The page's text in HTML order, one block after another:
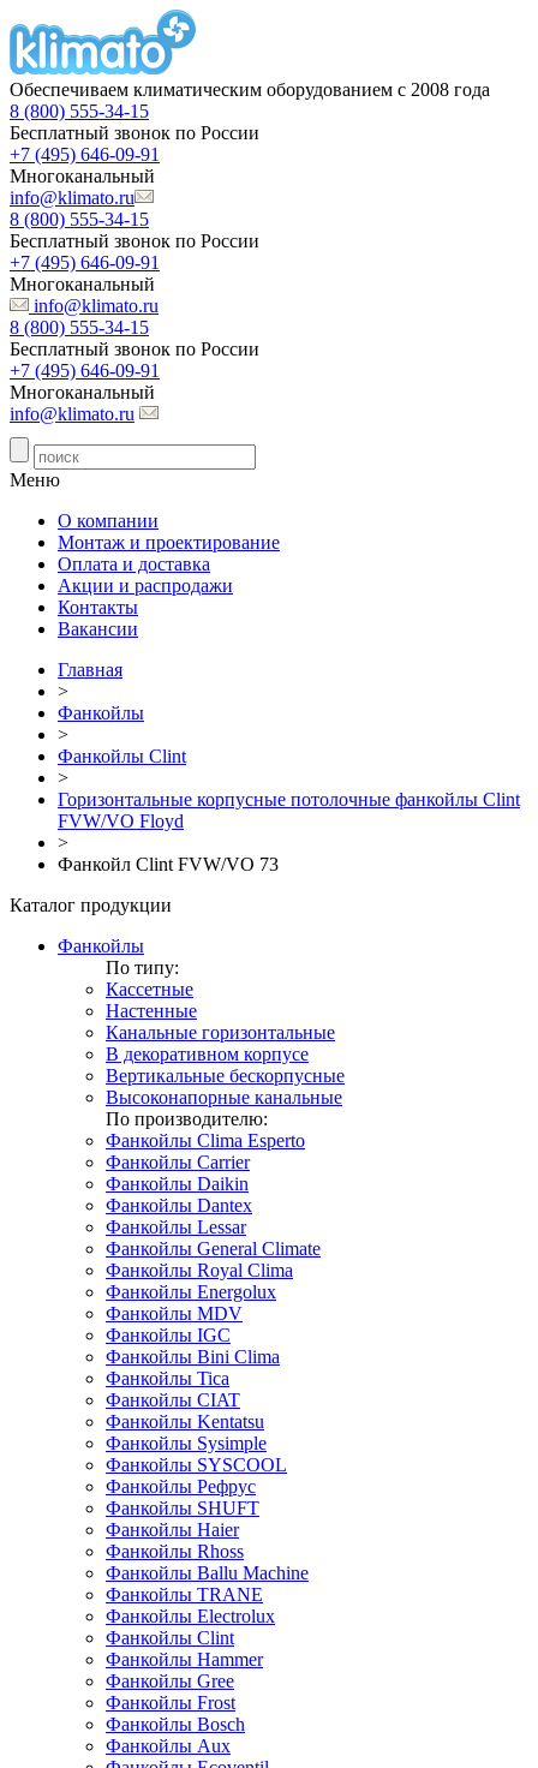
Обеспечиваем климатическим оборудованием с 2008 года
8 (800) 555-34-15
Бесплатный звонок по России
+7 (495) 646-09-91
Многоканальный
info@klimato.ru
8 (800) 555-34-15
Бесплатный звонок по России
+7 (495) 646-09-91
Многоканальный
info@klimato.ru
8 (800) 555-34-15
Бесплатный звонок по России
+7 (495) 646-09-91
Многоканальный
info@klimato.ru
Меню
О компании
Монтаж и проектирование
Оплата и доставка
Акции и распродажи
Контакты
Вакансии
Главная
>
Фанкойлы
>
Фанкойлы Clint
>
Горизонтальные корпусные потолочные фанкойлы Clint
FVW/VO Floyd
>
Фанкойл Clint FVW/VO 73
Каталог продукции
Фанкойлы
По типу:
Кассетные
Настенные
Канальные горизонтальные
В декоративном корпусе
Вертикальные бескорпусные
Высоконапорные канальные
По производителю:
Фанкойлы Clima Esperto
Фанкойлы Carrier
Фанкойлы Daikin
Фанкойлы Dantex
Фанкойлы Lessar
Фанкойлы General Climate
Фанкойлы Royal Clima
Фанкойлы Energolux
Фанкойлы MDV
Фанкойлы IGC
Фанкойлы Bini Clima
Фанкойлы Tica
Фанкойлы CIAT
Фанкойлы Kentatsu
Фанкойлы Sysimple
Фанкойлы SYSCOOL
Фанкойлы Рефрус
Фанкойлы SHUFT
Фанкойлы Haier
Фанкойлы Rhoss
Фанкойлы Ballu Machine
Фанкойлы TRANE
Фанкойлы Electrolux
Фанкойлы Clint
Фанкойлы Hammer
Фанкойлы Gree
Фанкойлы Frost
Фанкойлы Bosch
Фанкойлы Aux